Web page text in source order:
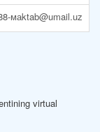
маktab@umail.uz
Portali